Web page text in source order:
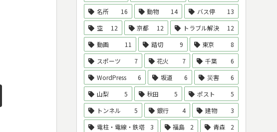
名所
16 動物 14 バス停
13
空
12 京都 12 トラブル解決
12
動画
11 踏切 9 東京
8
スポーツ
7 花火 7 千葉
6
WordPress
6 坂道 6 災害
6
山梨
5 秋田 5 ポスト
5
トンネル
5 銀行 4 建物
3
電柱・電線・鉄塔
3 福島 2 青森
2